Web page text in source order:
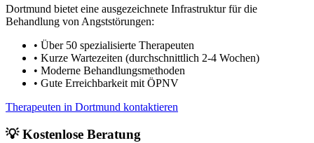
Dortmund bietet eine ausgezeichnete Infrastruktur für die
Behandlung von Angststörungen:
• Über 50 spezialisierte Therapeuten
• Kurze Wartezeiten (durchschnittlich 2-4 Wochen)
• Moderne Behandlungsmethoden
• Gute Erreichbarkeit mit ÖPNV
Therapeuten in Dortmund kontaktieren
💡 Kostenlose Beratung